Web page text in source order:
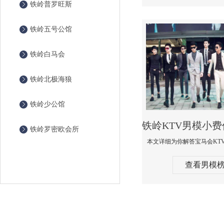
铁岭普罗旺斯
铁岭五号公馆
铁岭白马会
铁岭北极海狼
铁岭少公馆
铁岭罗密欧会所
查看男模